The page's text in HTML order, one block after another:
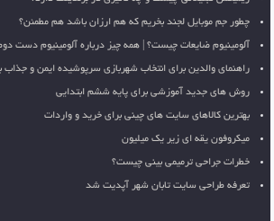
چطور جم موبایل لجند بخریم که هم ارزان باشد هم مطمئن؟
آلومینیوم ضایعات چیست؟ | همه چیز درباره آلومینیوم دست
راهنمای والدین برای انتخاب شهربازی سرپوشیده ایمن و جذاب
روش های جدید آموزشی برای پایه ششم ابتدایی
بهترین کالاهای سایت های چینی برای خرید و واردات
میکروفون یقه ای زیر یک میلیون
خطرات جراحی ترمیمی بینی چیست؟
تعرفه طراحی سایت تابان شهر آپدیت شد